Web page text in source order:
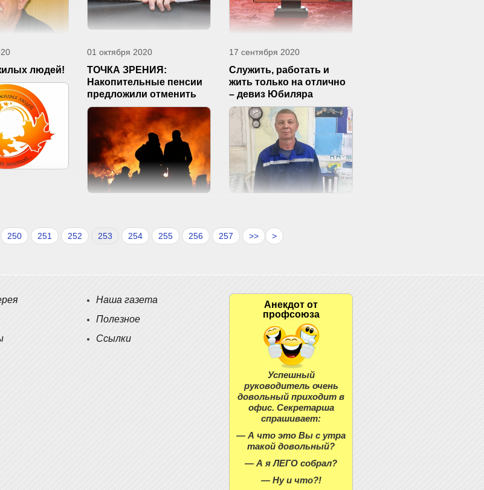
людей!
01 октября 2020
ТОЧКА ЗРЕНИЯ:
Накопительные пенсии
предложили отменить
17 сентября 2020
Служить, работать и
жить только на отлично
– девиз Юбиляра
250 251 252 253 254 255 256 257 >
>>
Наша газета
Полезное
Ссылки
Анекдот от
профсоюза
Успешный
руководитель очень
довольный приходит в
офис. Секретарша
спрашивает:
— А что это Вы с утра
такой довольный?
— А я ЛЕГО собрал?
— Ну и что?!